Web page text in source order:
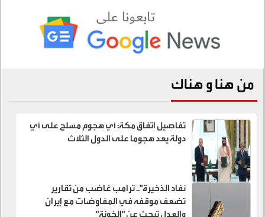
من هنا و هناك
تفاصيل اتفاق مكة: أي هجوم مسلح على أي
دولة يعد هجوما على الدول الثلاث
نفاد الذخيرة".. ترامب غاضب من تقارير
تضعف موقفه في المفاوضات مع إيران
والعدل تبحث عن "الخونة"